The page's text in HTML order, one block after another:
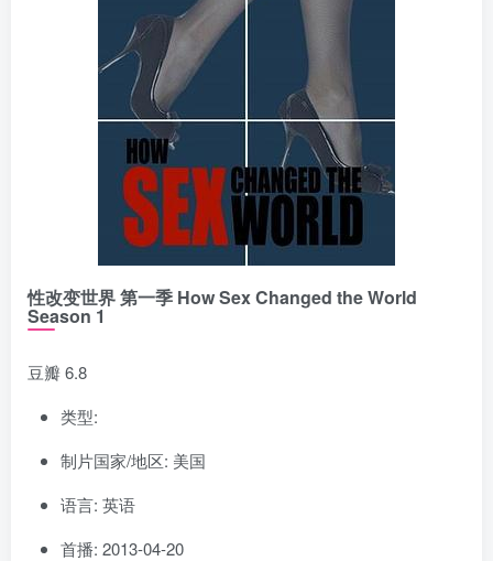
性改变世界 第一季 How Sex Changed the World
Season 1
豆瓣 6.8
类型:
制片国家/地区: 美国
语言: 英语
首播: 2013-04-20